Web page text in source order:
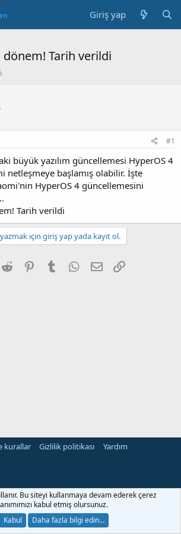
Giriş yap
Tarih verildi
#1
büyük yazılım güncellemesi HyperOS 4
netleşmeye başlamış olabilir. İşte
HyperOS 4 güncellemesini
Tarih verildi
için giriş yap yada kayıt ol.
Reddit PinterestTumblr WhatsApp
E-posta
kurallar Gizlilik politikası
Yardım
Bu siteyi kullanmaya devam ederek çerez
kabul etmiş olursunuz.
Kabul
Daha fazla bilgi edin…